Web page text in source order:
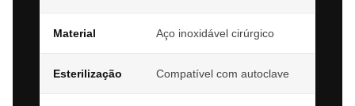
Material Aço inoxidável cirúrgico
Esterilização Compatível com autoclave